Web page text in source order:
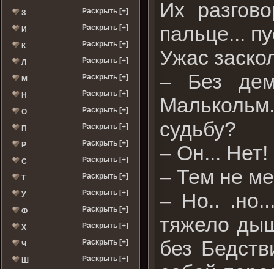
З Раскрыть [+]
И Раскрыть [+]
К Раскрыть [+]
Л Раскрыть [+]
М Раскрыть [+]
Н Раскрыть [+]
О Раскрыть [+]
П Раскрыть [+]
Р Раскрыть [+]
С Раскрыть [+]
Т Раскрыть [+]
У Раскрыть [+]
Ф Раскрыть [+]
Х Раскрыть [+]
Ч Раскрыть [+]
Ш Раскрыть [+]
Их
пальце...
Ужас
– Без
судьбу?
– Он... Нет!
– Тем не
– Но..
тяжело
без